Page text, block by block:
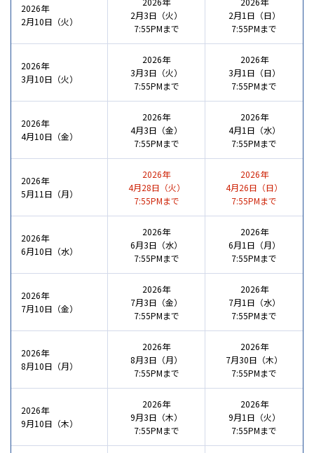
2026年
2月10日（火）
2月3日（火）
7:55PMまで
2月1日（日）
7:55PMまで
2026年
3月10日（火）
2026年
3月3日（火）
7:55PMまで
2026年
3月1日（日）
7:55PMまで
2026年
4月10日（金）
2026年
4月3日（金）
7:55PMまで
2026年
4月1日（水）
7:55PMまで
2026年
5月11日（月）
2026年
4月28日（火）
7:55PMまで
2026年
4月26日（日）
7:55PMまで
2026年
6月10日（水）
2026年
6月3日（水）
7:55PMまで
2026年
6月1日（月）
7:55PMまで
2026年
7月10日（金）
2026年
7月3日（金）
7:55PMまで
2026年
7月1日（水）
7:55PMまで
2026年
8月10日（月）
2026年
8月3日（月）
7:55PMまで
2026年
7月30日（木）
7:55PMまで
2026年
9月10日（木）
2026年
9月3日（木）
7:55PMまで
2026年
9月1日（火）
7:55PMまで